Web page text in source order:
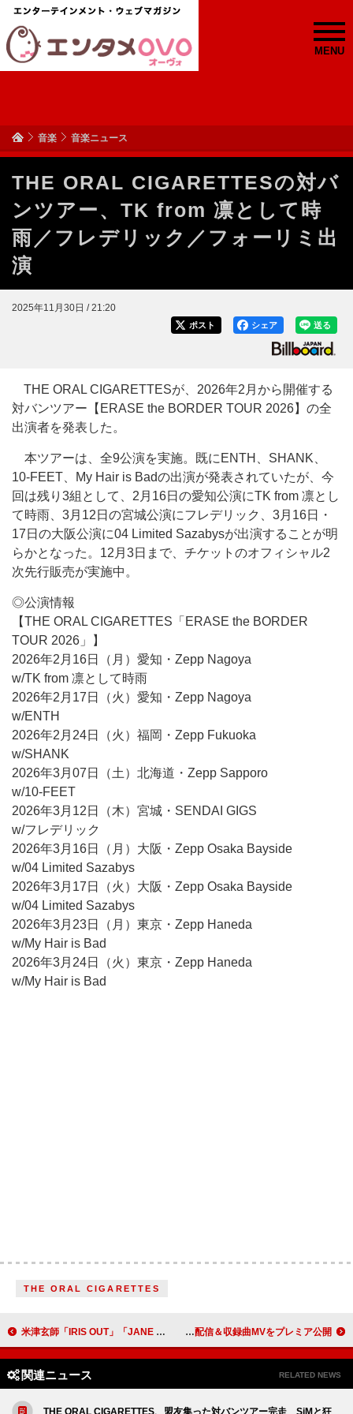
MENU
音楽 音楽ニュース
THE ORAL CIGARETTESの対バ
ンツアー、TK from 凛として時
雨／フレデリック／フォーリミ出
演
2025年11月30日 / 21:20
送る
シェア
ポスト
THE ORAL CIGARETTESが、2026年2月から開催する
対バンツアー【ERASE the BORDER TOUR 2026】の全
出演者を発表した。
本ツアーは、全9公演を実施。既にENTH、SHANK、
10-FEET、My Hair is Badの出演が発表されていたが、今
回は残り3組として、2月16日の愛知公演にTK from 凛とし
て時雨、3月12日の宮城公演にフレデリック、3月16日・
17日の大阪公演に04 Limited Sazabysが出演することが明
らかとなった。12月3日まで、チケットのオフィシャル2
次先行販売が実施中。
◎公演情報
【THE ORAL CIGARETTES「ERASE the BORDER
TOUR 2026」】
2026年2月16日（月）愛知・Zepp Nagoya
w/TK from 凛として時雨
2026年2月17日（火）愛知・Zepp Nagoya
w/ENTH
2026年2月24日（火）福岡・Zepp Fukuoka
w/SHANK
2026年3月07日（土）北海道・Zepp Sapporo
w/10-FEET
2026年3月12日（木）宮城・SENDAI GIGS
w/フレデリック
2026年3月16日（月）大阪・Zepp Osaka Bayside
w/04 Limited Sazabys
2026年3月17日（火）大阪・Zepp Osaka Bayside
w/04 Limited Sazabys
2026年3月23日（月）東京・Zepp Haneda
w/My Hair is Bad
2026年3月24日（火）東京・Zepp Haneda
w/My Hair is Bad
THE ORAL CIGARETTES
米津玄師「IRIS OUT」「JANE DOE」使用、お台場で劇場版『チェンソーマン レゼ篇』 スペシャル花火 Travis Japan、ニューアルバム『’s travelers』全曲先行配信＆収録曲MVをプレミア公開
関連ニュース RELATED NEWS
THE ORAL CIGARETTES、盟友集った対バンツアー完走 SiMと狂